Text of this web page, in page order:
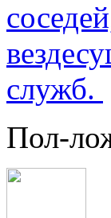
служб.
Пол-